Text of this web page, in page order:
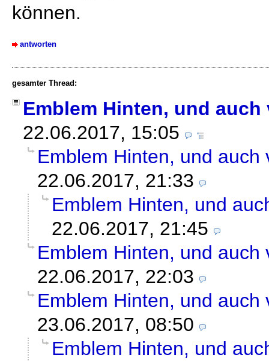
können.
antworten
gesamter Thread:
Emblem Hinten, und auch
22.06.2017, 15:05
Emblem Hinten, und auch
22.06.2017, 21:33
Emblem Hinten, und
22.06.2017, 21:45
Emblem Hinten, und auch
22.06.2017, 22:03
Emblem Hinten, und auch
23.06.2017, 08:50
Emblem Hinten, und